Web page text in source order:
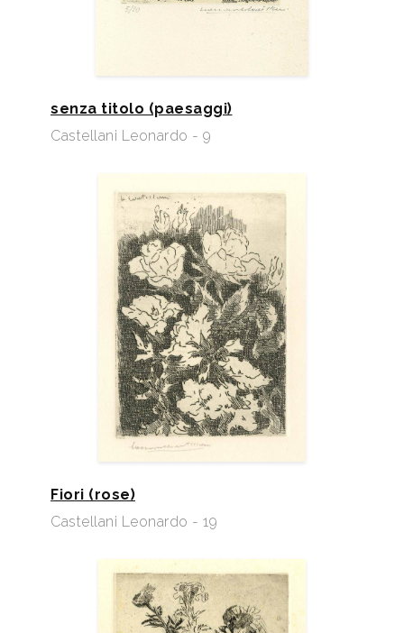
senza titolo (paesaggi)
Castellani Leonardo - 9
Fiori (rose)
Castellani Leonardo - 19